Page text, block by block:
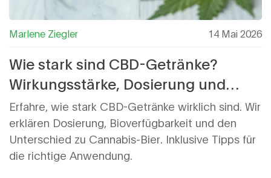
Marlene Ziegler 14 Mai 2026
Wie stark sind CBD-Getränke?
Wirkungsstärke, Dosierung und
Vergleich mit Cannabis-Bier
Erfahre, wie stark CBD-Getränke wirklich sind. Wir
erklären Dosierung, Bioverfügbarkeit und den
Unterschied zu Cannabis-Bier. Inklusive Tipps für
die richtige Anwendung.